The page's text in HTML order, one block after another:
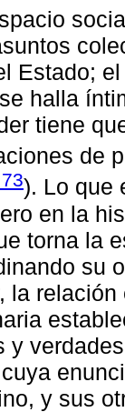
Estado;
halla
tiene
de
). Lo que
en la
torna la
su
la
y
y sus